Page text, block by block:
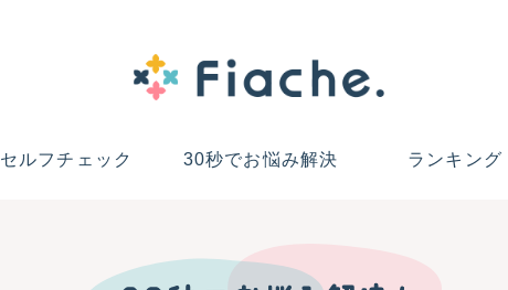
セルフチェック 30秒でお悩み解決 ランキング